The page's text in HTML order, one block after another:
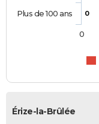
0
Plus de 100 ans
0
Érize-la-Brûlée